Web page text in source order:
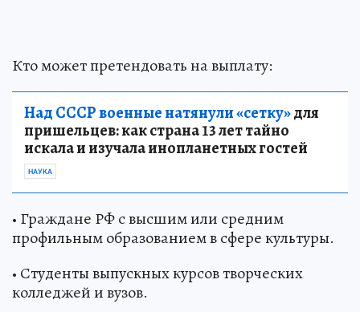
Кто может претендовать на выплату:
Над СССР военные натянули «сетку»для
пришельцев: как страна 13 лет тайно
искала и изучала инопланетных гостей
НАУКА
• Граждане РФ с высшим или средним
профильным образованием в сфере культуры.
• Студенты выпускных курсов творческих
колледжей и вузов.